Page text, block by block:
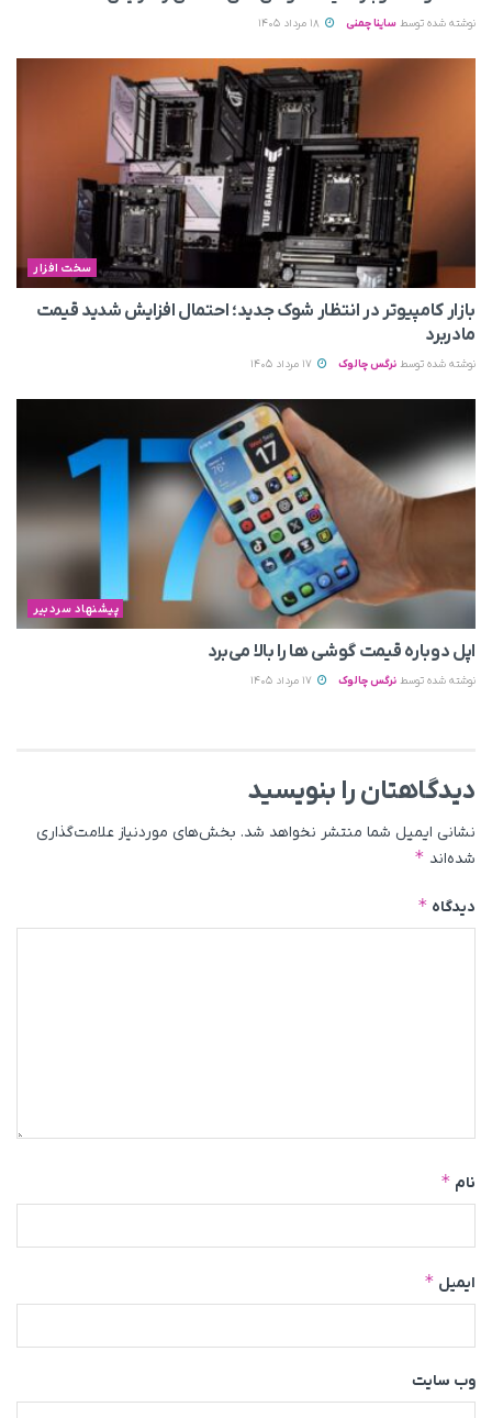
نوشته شده توسط ساینا چمنی
سخت افزار
بازار کامپیوتر در انتظار شوک جدید؛ احتمال افزایش شدید قیمت
مادربرد
نوشته شده توسط نرگس چالوک
پیشنهاد سردبیر
اپل دوباره قیمت‌ گوشی ها را بالا می‌برد
نوشته شده توسط نرگس چالوک
دیدگاهتان را بنویسید
نشانی ایمیل شما منتشر نخواهد شد. بخش‌های موردنیاز علامت‌گذاری
شده‌اند *
دیدگاه *
نام *
ایمیل *
وب‌ سایت